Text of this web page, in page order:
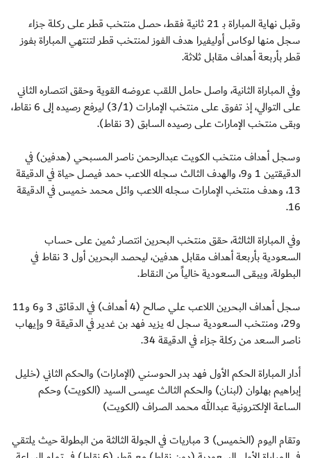
وقبل نهاية المباراة بـ 21 ثانية فقط، حصل منتخب قطر على ركلة جزاء
سجل منها لوكاس أوليفيرا هدف الفوز لمنتخب قطر لتنتهي المباراة بفوز
قطر بأربعة أهداف مقابل ثلاثة.
وفي المباراة الثانية، واصل حامل اللقب عروضه القوية وحقق انتصاره الثاني
على التوالي، إذ تفوق على منتخب الإمارات (3/1) ليرفع رصيده إلى 6 نقاط،
وبقى منتخب الإمارات على رصيده السابق (3 نقاط).
وسجل أهداف منتخب الكويت عبدالرحمن ناصر المسبحي (هدفين) في
الدقيقتين 1 و9، والهدف الثالث سجله اللاعب حمد فيصل حياة في الدقيقة
13، وهدف منتخب الإمارات سجله اللاعب وائل محمد خميس في الدقيقة
16.
وفي المباراة الثالثة، حقق منتخب البحرين انتصار ثمين على حساب
السعودية بأربعة أهداف مقابل هدفين، ليحصد البحرين أول 3 نقاط في
البطولة، ويبقى السعودية خالياً من النقاط.
سجل أهداف البحرين اللاعب علي صالح (4 أهداف) في الدقائق 3 و6 و11
و29، ومنتخب السعودية سجل له يزيد فهد بن غدير في الدقيقة 9 وإيهاب
ناصر السعد من ركلة جزاء في الدقيقة 34.
أدار المباراة الحكم الأول فهد بدر الحوسني (الإمارات) والحكم الثاني (خليل
إبراهيم بهلوان (لبنان) والحكم الثالث عيسى السيد (الكويت) وحكم
الساعة الإلكترونية عبدالله محمد الصراف (الكويت)
وتقام اليوم (الخميس) 3 مباريات في الجولة الثالثة من البطولة حيث يلتقي